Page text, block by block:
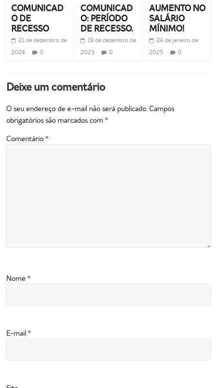
COMUNICAD
O DE
RECESSO
21 de dezembro de
2024
0
COMUNICAD
O: PERÍODO
DE RECESSO.
19 de dezembro de
2023
0
AUMENTO NO
SALÁRIO
MÍNIMO!
24 de janeiro de
2025
0
Deixe um comentário
O seu endereço de e-mail não será publicado. Campos
obrigatórios são marcados com*
Comentário*
Nome*
E-mail*